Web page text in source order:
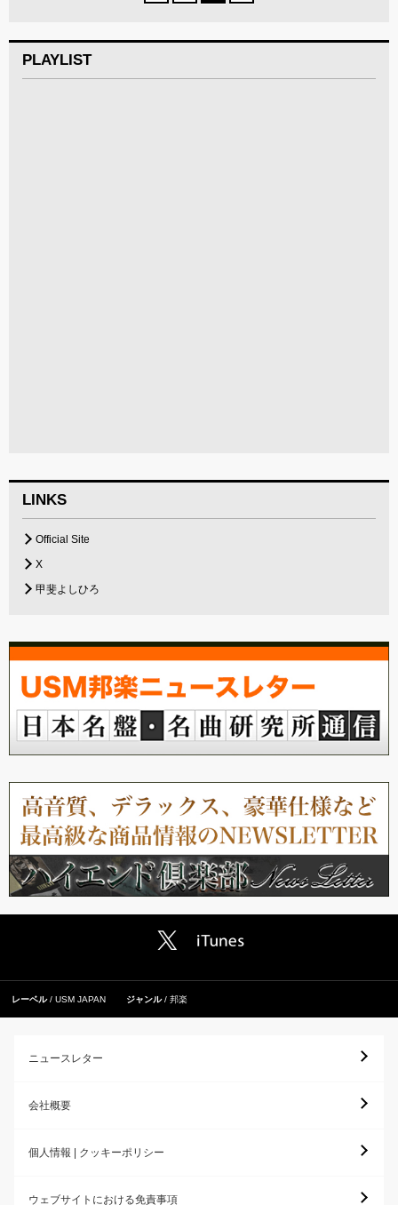
PLAYLIST
LINKS
Official Site
X
甲斐よしひろ
レーベル USM JAPAN ジャンル 邦楽
ニュースレター
会社概要
個人情報 | クッキーポリシー
ウェブサイトにおける免責事項